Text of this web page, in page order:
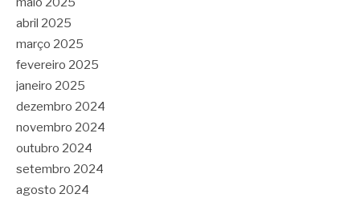
abril 2025
março 2025
fevereiro 2025
janeiro 2025
dezembro 2024
novembro 2024
outubro 2024
setembro 2024
agosto 2024